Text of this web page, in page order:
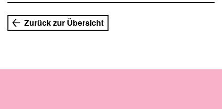
Zurück zur Übersicht